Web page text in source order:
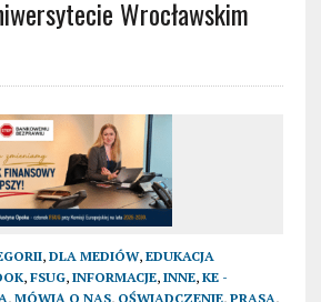
Wrocławskim
, DLA MEDIÓW, EDUKACJA
, FSUG, INFORMACJE, INNE, KE -
, MÓWIĄ O NAS, OŚWIADCZENIE, PRASA,